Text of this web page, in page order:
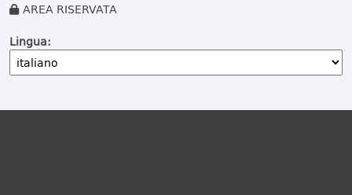
AREA RISERVATA
Lingua